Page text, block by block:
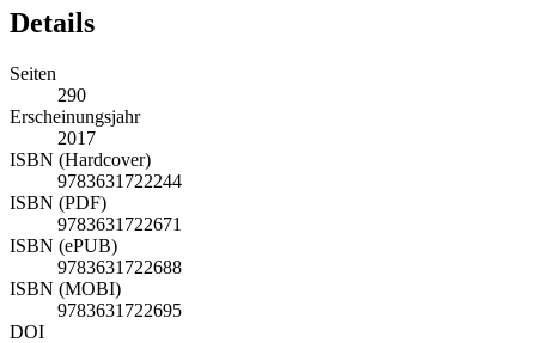
Details
Seiten
290
Erscheinungsjahr
2017
ISBN (Hardcover)
9783631722244
ISBN (PDF)
9783631722671
ISBN (ePUB)
9783631722688
ISBN (MOBI)
9783631722695
DOI